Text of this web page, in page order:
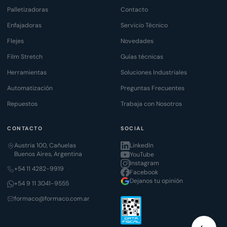
Palletizadoras
Enfajadoras
Flejes
Film Stretch
Herramientas
Automatización
Repuestos
Contacto
Servicio Técnico
Novedades
Guías técnicas
Soluciones Industriales
Preguntas Frecuentes
Trabaja con Nosotros
CONTACTO
Austria 100, Cañuelas
Buenos Aires, Argentina
+54 11 4282-9919
+54 9 11 3041-9555
formaco@formaco.com.ar
SOCIAL
LinkedIn
YouTube
Instagram
Facebook
Dejanos tu opinión